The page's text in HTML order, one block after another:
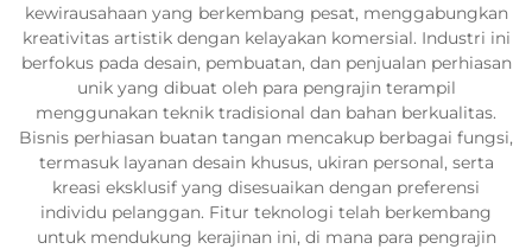
kewirausahaan yang berkembang pesat, menggabungkan
kreativitas artistik dengan kelayakan komersial. Industri ini
berfokus pada desain, pembuatan, dan penjualan perhiasan
unik yang dibuat oleh para pengrajin terampil
menggunakan teknik tradisional dan bahan berkualitas.
Bisnis perhiasan buatan tangan mencakup berbagai fungsi,
termasuk layanan desain khusus, ukiran personal, serta
kreasi eksklusif yang disesuaikan dengan preferensi
individu pelanggan. Fitur teknologi telah berkembang
untuk mendukung kerajinan ini, di mana para pengrajin